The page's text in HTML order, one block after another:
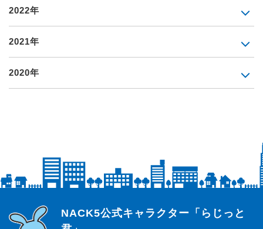
2022年
2021年
2020年
らじっと君
NACK5公式キャラクター「らじっと